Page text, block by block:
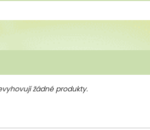
žádné produkty.